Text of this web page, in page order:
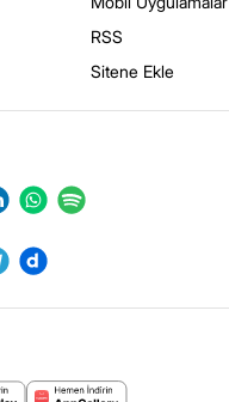
RSS
Sitene Ekle